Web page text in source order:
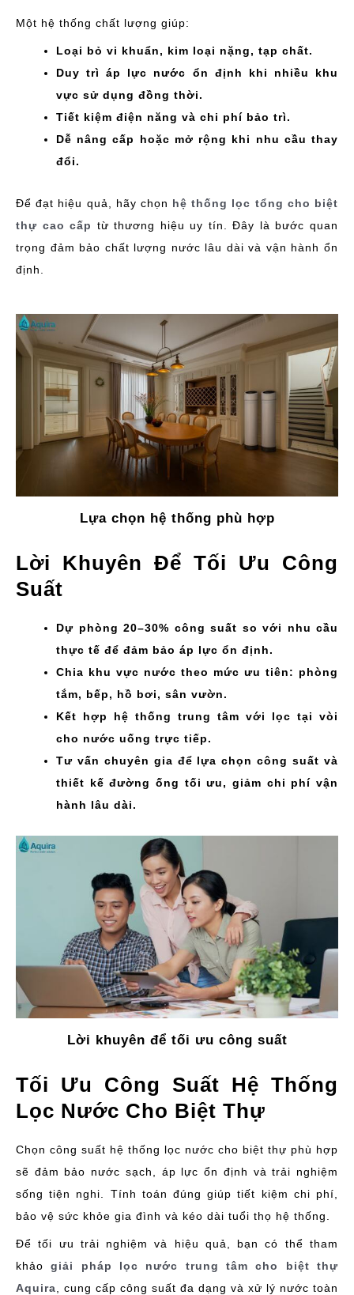
Một hệ thống chất lượng giúp:
Loại bỏ vi khuẩn, kim loại nặng, tạp chất.
Duy trì áp lực nước ổn định khi nhiều khu
vực sử dụng đồng thời.
Tiết kiệm điện năng và chi phí bảo trì.
Dễ nâng cấp hoặc mở rộng khi nhu cầu thay
đổi.
Để đạt hiệu quả, hãy chọn hệ thống lọc tổng cho biệt
thự cao cấp từ thương hiệu uy tín. Đây là bước quan
trọng đảm bảo chất lượng nước lâu dài và vận hành ổn
định.
Lựa chọn hệ thống phù hợp
Lời Khuyên Để Tối Ưu Công
Suất
Dự phòng 20–30% công suất so với nhu cầu
thực tế để đảm bảo áp lực ổn định.
Chia khu vực nước theo mức ưu tiên: phòng
tắm, bếp, hồ bơi, sân vườn.
Kết hợp hệ thống trung tâm với lọc tại vòi
cho nước uống trực tiếp.
Tư vấn chuyên gia để lựa chọn công suất và
thiết kế đường ống tối ưu, giảm chi phí vận
hành lâu dài.
Lời khuyên để tối ưu công suất
Tối Ưu Công Suất Hệ Thống
Lọc Nước Cho Biệt Thự
Chọn công suất hệ thống lọc nước cho biệt thự phù hợp
sẽ đảm bảo nước sạch, áp lực ổn định và trải nghiệm
sống tiện nghi. Tính toán đúng giúp tiết kiệm chi phí,
bảo vệ sức khỏe gia đình và kéo dài tuổi thọ hệ thống.
Để tối ưu trải nghiệm và hiệu quả, bạn có thể tham
khảogiải pháp lọc nước trung tâm cho biệt thự
Aquira , cung cấp công suất đa dạng và xử lý nước toàn